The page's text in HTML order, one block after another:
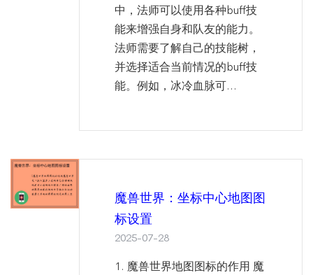
中，法师可以使用各种buff技
能来增强自身和队友的能力。
法师需要了解自己的技能树，
并选择适合当前情况的buff技
能。例如，冰冷血脉可...
魔兽世界：坐标中心地图图
标设置
2025-07-28
1. 魔兽世界地图图标的作用 魔